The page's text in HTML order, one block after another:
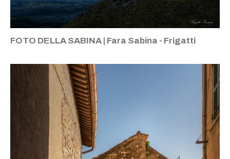
FOTO DELLA SABINA | Fara Sabina - Frigatti